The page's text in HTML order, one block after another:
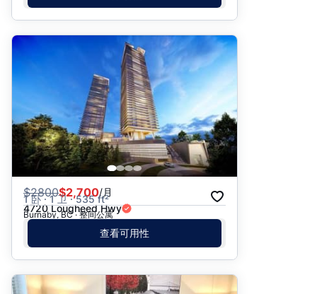
$2800$2,700/月
1 卧 · 1 卫 · 535 ft²
4720 Lougheed Hwy
Burnaby, BC · 整间公寓
查看可用性